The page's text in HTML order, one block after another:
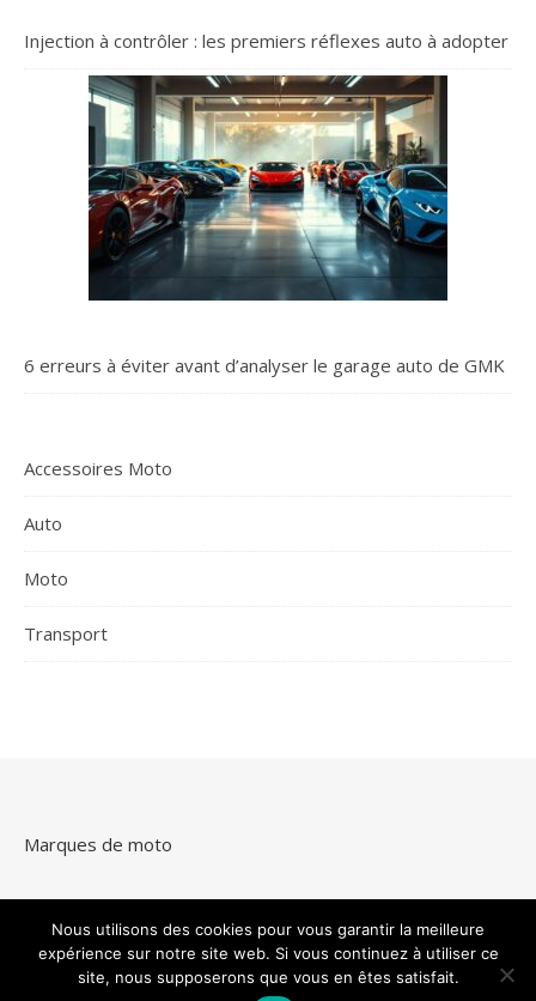
Injection à contrôler : les premiers réflexes auto à adopter
6 erreurs à éviter avant d’analyser le garage auto de GMK
Accessoires Moto
Auto
Moto
Transport
Marques de moto
Nous utilisons des cookies pour vous garantir la meilleure
expérience sur notre site web. Si vous continuez à utiliser ce
site, nous supposerons que vous en êtes satisfait.